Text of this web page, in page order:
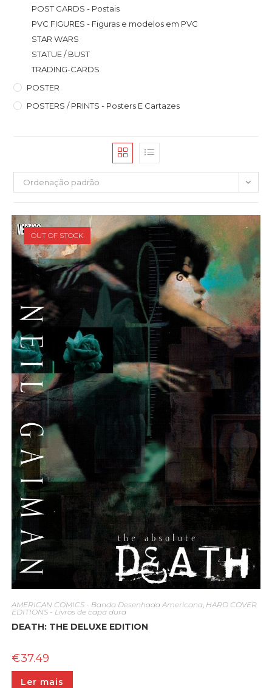
POST CARDS - Postais
PVC FIGURES - Figuras e modelos em PVC
STAR WARS
STATUE / BUST
TRADING-CARDS
POSTER
POSTERS / PRINTS - Posters E Cartazes
Ordenação padrão
OUT OF STOCK
AMERICAN COMICS - Banda Desenhada Americana, HARD COVER
EDITIONS - Livros de capa dura
DEATH: THE DELUXE EDITION
€37.49
Ler mais